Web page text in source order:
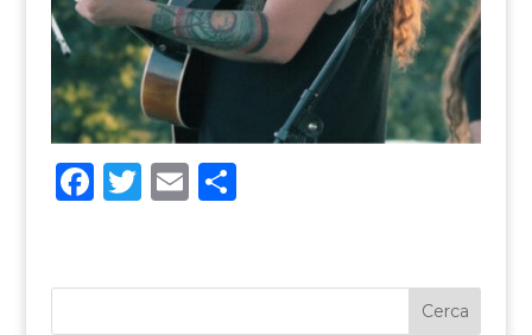
F
e
T
te
E
l
C
di